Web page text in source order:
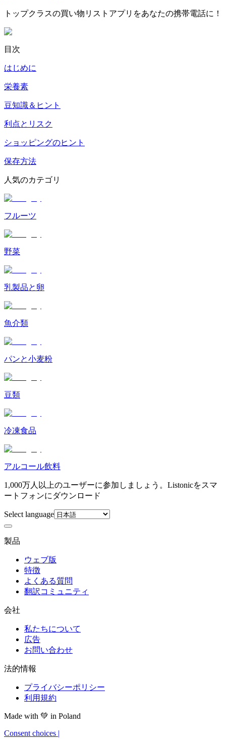
トップクラスの買い物リストアプリをあなたの携帯電話に！
目次
はじめに
栄養素
豆知識＆ヒント
利点とリスク
ショッピングのヒント
保存方法
人気のカテゴリ
フルーツ
野菜
乳製品と卵
魚介類
パンと小麦粉
豆類
冷凍食品
アルコール飲料
1,000万人以上のユーザーに参加しましょう。Listonicをスマ
ートフォンにダウンロード
Select language
製品
ウェブ版
特徴
よくある質問
翻訳コミュニティ
会社
私たちについて
広告
お問い合わせ
法的情報
プライバシーポリシー
利用規約
Made with 💚 in Poland
Consent choices |